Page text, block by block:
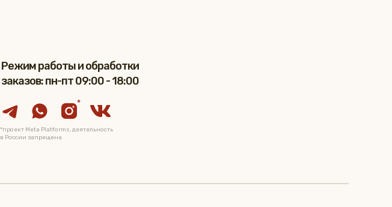
Режим работы и обработки
заказов: пн-пт 09:00 - 18:00
*проект Meta Platforms, деятельность
в России запрещена
*